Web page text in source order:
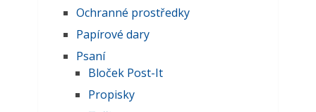
Ochranné prostředky
Papírové dary
Psaní
Bloček Post-It
Propisky